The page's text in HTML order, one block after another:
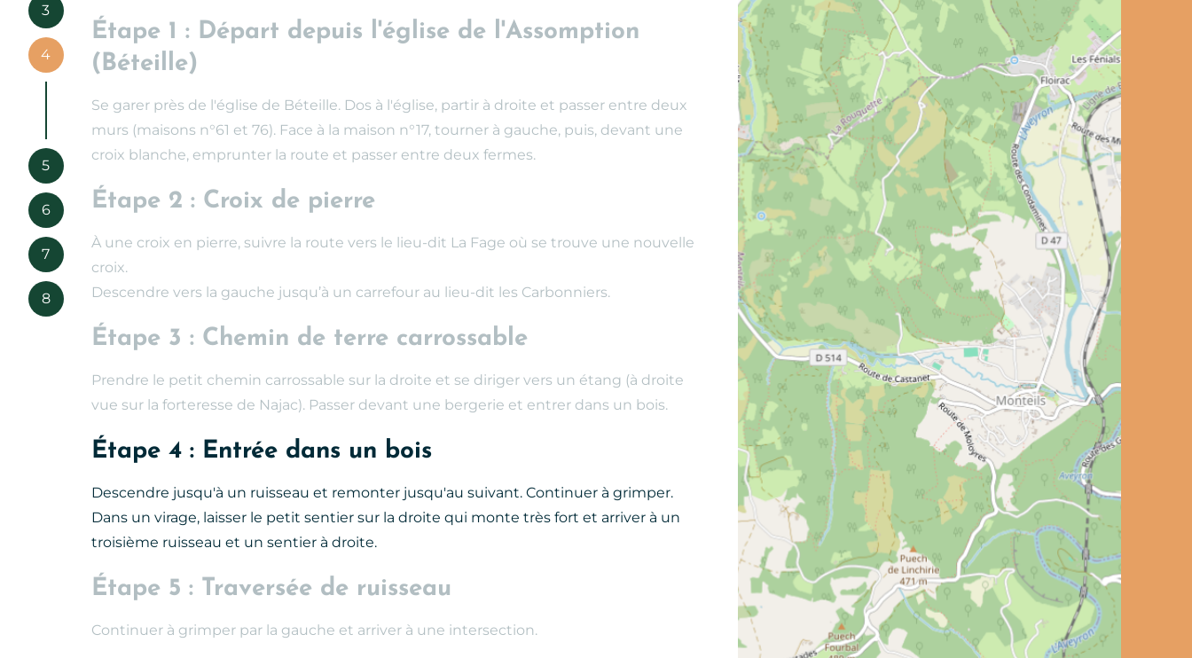
3
4
5
6
7
8
Étape 1 : Départ depuis l'église de l'Assomption
(Béteille)
Se garer près de l'église de Béteille. Dos à l'église, partir à droite et passer entre deux
murs (maisons n°61 et 76). Face à la maison n°17, tourner à gauche, puis, devant une
croix blanche, emprunter la route et passer entre deux fermes.
Étape 2 : Croix de pierre
À une croix en pierre, suivre la route vers le lieu-dit La Fage où se trouve une nouvelle
croix.
Descendre vers la gauche jusqu’à un carrefour au lieu-dit les Carbonniers.
Étape 3 : Chemin de terre carrossable
Prendre le petit chemin carrossable sur la droite et se diriger vers un étang (à droite
vue sur la forteresse de Najac). Passer devant une bergerie et entrer dans un bois.
Étape 4 : Entrée dans un bois
Descendre jusqu'à un ruisseau et remonter jusqu'au suivant. Continuer à grimper.
Dans un virage, laisser le petit sentier sur la droite qui monte très fort et arriver à un
troisième ruisseau et un sentier à droite.
Étape 5 : Traversée de ruisseau
Continuer à grimper par la gauche et arriver à une intersection.